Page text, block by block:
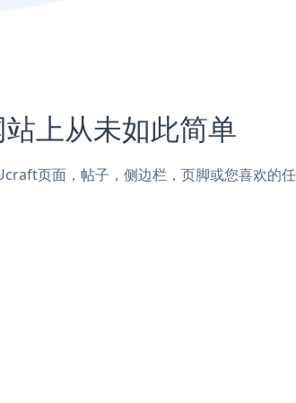
上从未如此简单
页面，帖子，侧边栏，页脚或您喜欢的任